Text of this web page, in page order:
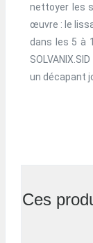
nettoyer les
œuvre : le
dans les 5 à
un décapant
Ces